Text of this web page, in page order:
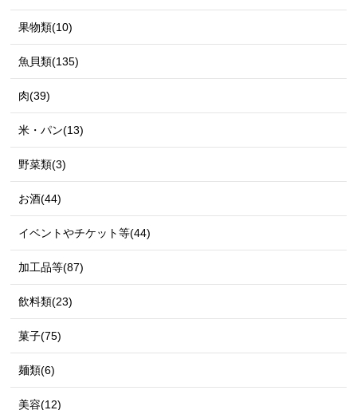
果物類(10)
魚貝類(135)
肉(39)
米・パン(13)
野菜類(3)
お酒(44)
イベントやチケット等(44)
加工品等(87)
飲料類(23)
菓子(75)
麺類(6)
美容(12)